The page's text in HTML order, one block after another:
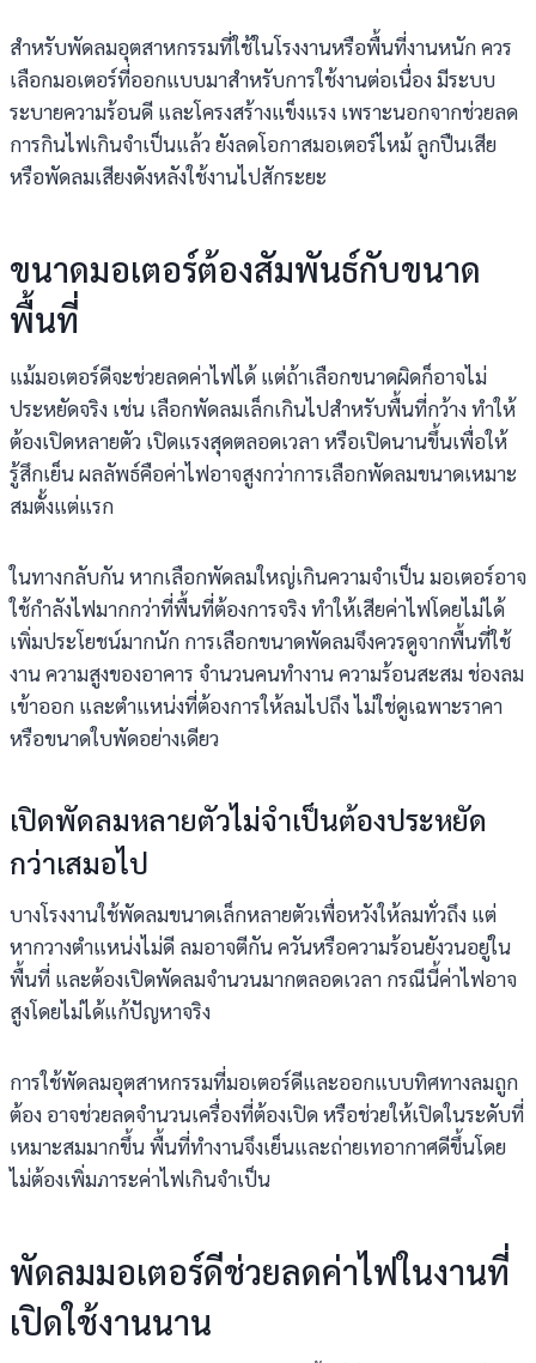
สำหรับพัดลมอุตสาหกรรมที่ใช้ในโรงงานหรือพื้นที่งานหนัก ควร
เลือกมอเตอร์ที่ออกแบบมาสำหรับการใช้งานต่อเนื่อง มีระบบ
ระบายความร้อนดี และโครงสร้างแข็งแรง เพราะนอกจากช่วยลด
การกินไฟเกินจำเป็นแล้ว ยังลดโอกาสมอเตอร์ไหม้ ลูกปืนเสีย
หรือพัดลมเสียงดังหลังใช้งานไปสักระยะ
ขนาดมอเตอร์ต้องสัมพันธ์กับขนาด
พื้นที่
แม้มอเตอร์ดีจะช่วยลดค่าไฟได้ แต่ถ้าเลือกขนาดผิดก็อาจไม่
ประหยัดจริง เช่น เลือกพัดลมเล็กเกินไปสำหรับพื้นที่กว้าง ทำให้
ต้องเปิดหลายตัว เปิดแรงสุดตลอดเวลา หรือเปิดนานขึ้นเพื่อให้
รู้สึกเย็น ผลลัพธ์คือค่าไฟอาจสูงกว่าการเลือกพัดลมขนาดเหมาะ
สมตั้งแต่แรก
ในทางกลับกัน หากเลือกพัดลมใหญ่เกินความจำเป็น มอเตอร์อาจ
ใช้กำลังไฟมากกว่าที่พื้นที่ต้องการจริง ทำให้เสียค่าไฟโดยไม่ได้
เพิ่มประโยชน์มากนัก การเลือกขนาดพัดลมจึงควรดูจากพื้นที่ใช้
งาน ความสูงของอาคาร จำนวนคนทำงาน ความร้อนสะสม ช่องลม
เข้าออก และตำแหน่งที่ต้องการให้ลมไปถึง ไม่ใช่ดูเฉพาะราคา
หรือขนาดใบพัดอย่างเดียว
เปิดพัดลมหลายตัวไม่จำเป็นต้องประหยัด
กว่าเสมอไป
บางโรงงานใช้พัดลมขนาดเล็กหลายตัวเพื่อหวังให้ลมทั่วถึง แต่
หากวางตำแหน่งไม่ดี ลมอาจตีกัน ควันหรือความร้อนยังวนอยู่ใน
พื้นที่ และต้องเปิดพัดลมจำนวนมากตลอดเวลา กรณีนี้ค่าไฟอาจ
สูงโดยไม่ได้แก้ปัญหาจริง
การใช้พัดลมอุตสาหกรรมที่มอเตอร์ดีและออกแบบทิศทางลมถูก
ต้อง อาจช่วยลดจำนวนเครื่องที่ต้องเปิด หรือช่วยให้เปิดในระดับที่
เหมาะสมมากขึ้น พื้นที่ทำงานจึงเย็นและถ่ายเทอากาศดีขึ้นโดย
ไม่ต้องเพิ่มภาระค่าไฟเกินจำเป็น
พัดลมมอเตอร์ดีช่วยลดค่าไฟในงานที่
เปิดใช้งานนาน